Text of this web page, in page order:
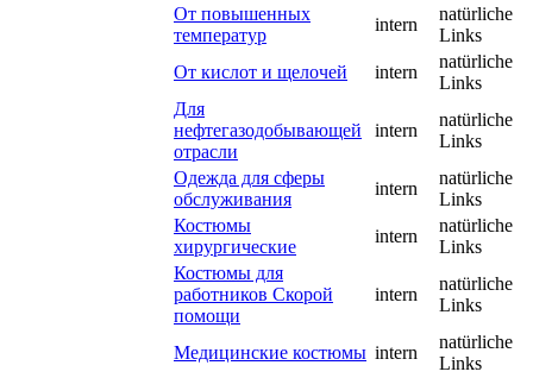
От повышенных
температур
intern
natürliche
Links
От кислот и щелочей
intern
natürliche
Links
Для
нефтегазодобывающей
отрасли
intern
natürliche
Links
Одежда для сферы
обслуживания
intern
natürliche
Links
Костюмы
хирургические
intern
natürliche
Links
Костюмы для
работников Скорой
помощи
intern
natürliche
Links
Медицинские костюмы intern
natürliche
Links